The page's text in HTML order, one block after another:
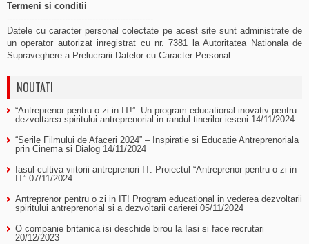
Termeni si conditii
-----------------------------------------------------
Datele cu caracter personal colectate pe acest site sunt administrate de
un operator autorizat inregistrat cu nr. 7381 la Autoritatea Nationala de
Supraveghere a Prelucrarii Datelor cu Caracter Personal.
NOUTATI
“Antreprenor pentru o zi in IT!”: Un program educational inovativ pentru
dezvoltarea spiritului antreprenorial in randul tinerilor ieseni 14/11/2024
“Serile Filmului de Afaceri 2024” – Inspiratie si Educatie Antreprenoriala
prin Cinema si Dialog 14/11/2024
Iasul cultiva viitorii antreprenori IT: Proiectul “Antreprenor pentru o zi in
IT” 07/11/2024
Antreprenor pentru o zi in IT! Program educational in vederea dezvoltarii
spiritului antreprenorial si a dezvoltarii carierei 05/11/2024
O companie britanica isi deschide birou la Iasi si face recrutari
20/12/2023